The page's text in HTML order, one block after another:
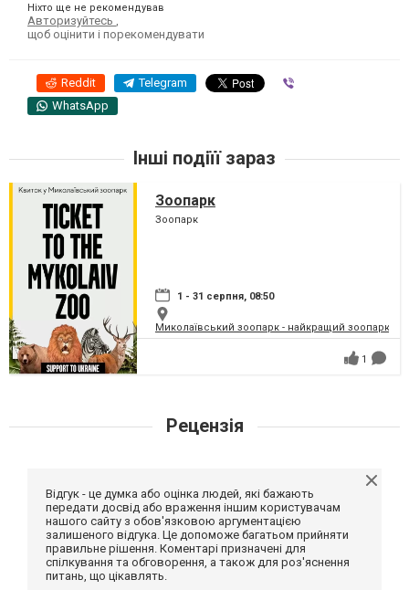
Ніхто ще не рекомендував
Авторизуйтесь
щоб оцінити і порекомендувати
Reddit Telegram
WhatsApp
Інші подіїї зараз
Зоопарк
Зоопарк
1 - 31 серпня, 08:50
Миколаївський зоопарк - найкращий зоопарк
1
Рецензія
Відгук - це думка або оцінка людей, які бажають
передати досвід або враження іншим користувачам
нашого сайту з обов'язковою аргументацією
залишеного відгука. Це допоможе багатьом прийняти
правильне рішення. Коментарі призначені для
спілкування та обговорення, а також для роз'яснення
питань, що цікавлять.